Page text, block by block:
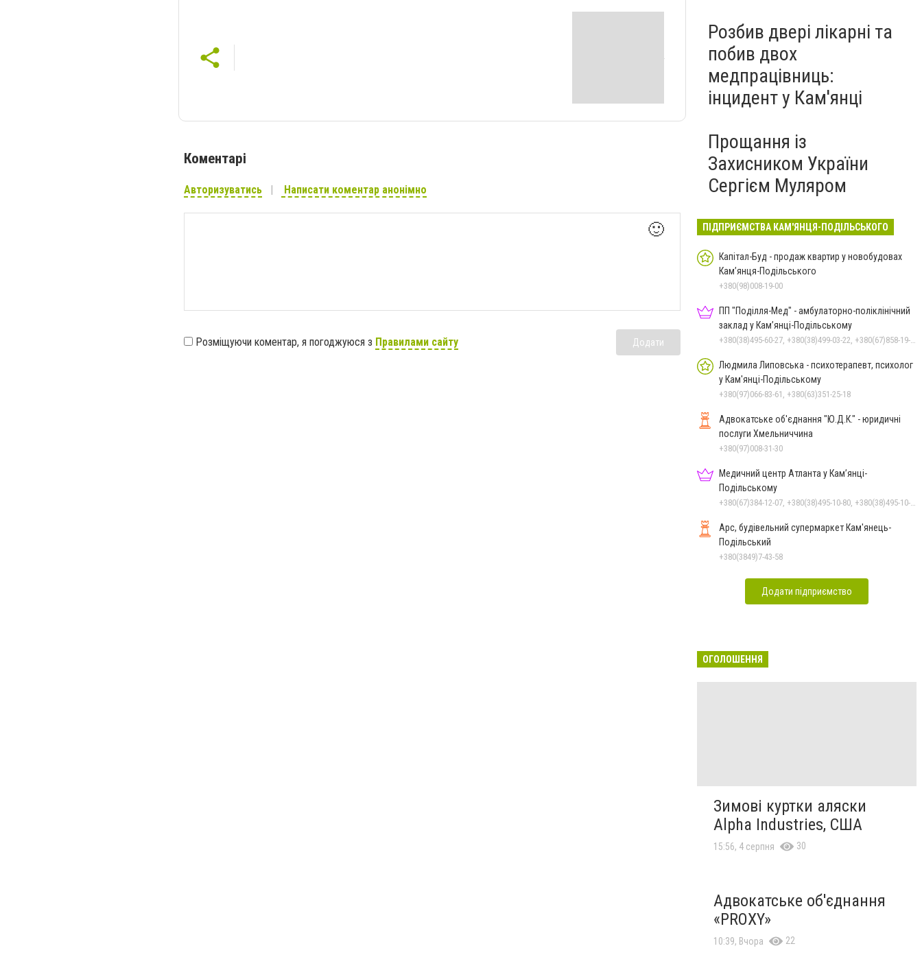
Коментарі
Авторизуватись Написати коментар анонімно
🙂
Розміщуючи коментар, я погоджуюся з Правилами сайту Додати
Розбив двері лікарні та
побив двох
медпрацівниць:
інцидент у Кам'янці
Прощання із
Захисником України
Сергієм Муляром
ПІДПРИЄМСТВА КАМ'ЯНЦЯ-ПОДІЛЬСЬКОГО
Капітал-Буд - продаж квартир у новобудовах
Кам’янця-Подільського
+380(98)008-19-00
ПП "Поділля-Мед" - амбулаторно-поліклінічний
заклад у Кам’янці-Подільському
+380(38)495-60-27, +380(38)499-03-22, +380(67)858-19-75
Людмила Липовська - психотерапевт, психолог
у Кам'янці-Подільському
+380(97)066-83-61, +380(63)351-25-18
Адвокатське об'єднання "Ю.Д.К." - юридичні
послуги Хмельниччина
+380(97)008-31-30
Медичний центр Атланта у Кам’янці-
Подільському
+380(67)384-12-07, +380(38)495-10-80, +380(38)495-10-70
Арс, будівельний супермаркет Кам'янець-
Подільський
+380(3849)7-43-58
Додати підприємство
ОГОЛОШЕННЯ
Зимові куртки аляски
Alpha Industries, США
15:56, 4 серпня 30
Адвокатське об'єднання
«PROXY»
10:39, Вчора 22